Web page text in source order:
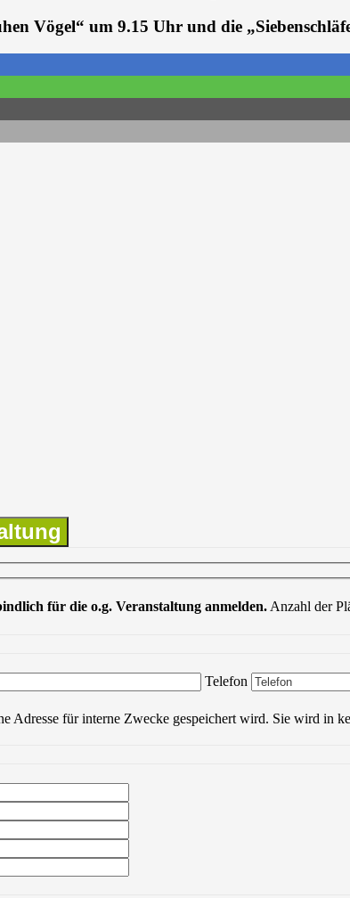
Vögel“ um 9.15 Uhr und die
für die o.g. Veranstaltung anmelden.Anzahl der
Bitte lasse dieses Feld leer.
Telefon
Adresse für interne Zwecke gespeichert wird. Sie wird in